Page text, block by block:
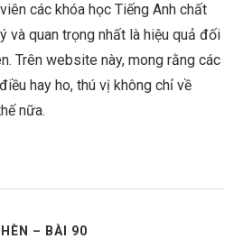
các khóa học Tiếng Anh chất
và quan trọng nhất là hiệu quả đối
Trên website này, mong rằng các
hay ho, thú vị không chỉ về
nữa.
– BÀI 90